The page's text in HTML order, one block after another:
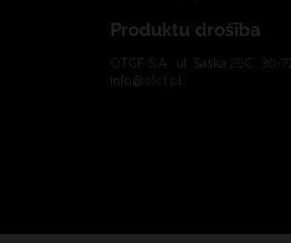
Produktu drošība
OTCF S.A., ul. Saska 25C, 30-
info@otcf.pl